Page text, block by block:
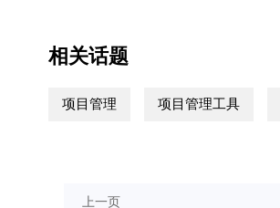
相关话题
项目管理 项目管理工具
上一页